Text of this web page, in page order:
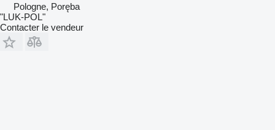
Pologne, Poręba
"LUK-POL"
Contacter le vendeur